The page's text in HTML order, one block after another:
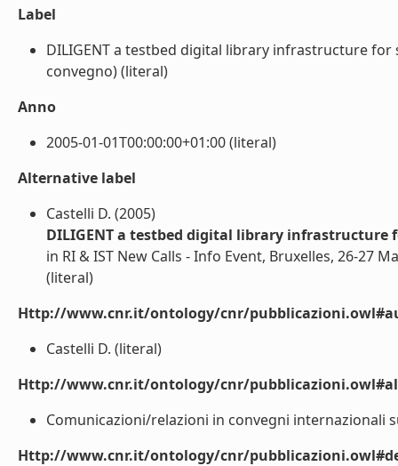
Label
DILIGENT a testbed digital library infrastructure
convegno) (literal)
Anno
2005-01-01T00:00:00+01:00 (literal)
Alternative label
Castelli D. (2005)
DILIGENT a testbed digital library
in RI & IST New Calls - Info Event, Bruxelles, 26-27
(literal)
Http://www.cnr.it/ontology/cnr/
Castelli D. (literal)
Http://www.cnr.it/ontology/cnr/
Comunicazioni/relazioni in convegni internazionali
Http://www.cnr.it/ontology/cnr/